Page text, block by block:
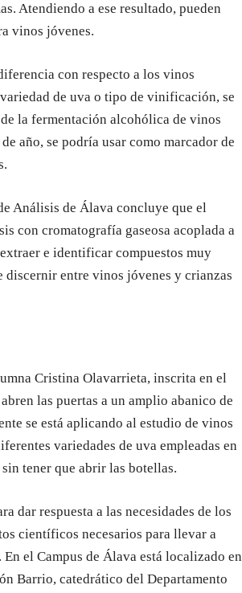
Atendiendo a ese resultado, pueden
vinos jóvenes.
con respecto a los vinos
de uva o tipo de vinificación, se
la fermentación alcohólica de vinos
año, se podría usar como marcador de
Análisis de Álava concluye que el
con cromatografía gaseosa acoplada a
e identificar compuestos muy
entre vinos jóvenes y crianzas
Cristina Olavarrieta, inscrita en el
las puertas a un amplio abanico de
se está aplicando al estudio de vinos
variedades de uva empleadas en
tener que abrir las botellas.
dar respuesta a las necesidades de los
científicos necesarios para llevar a
el Campus de Álava está localizado en
Barrio, catedrático del Departamento